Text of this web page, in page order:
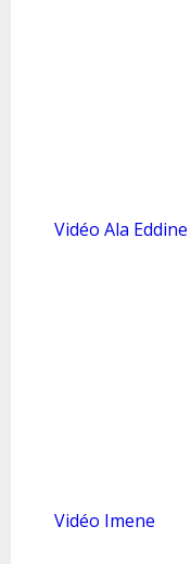
Vidéo Ala Eddine
Vidéo Imene